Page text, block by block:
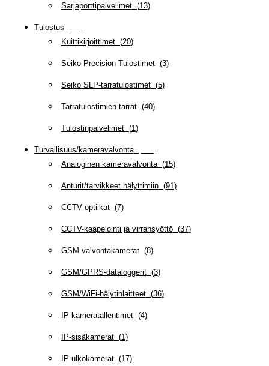
Sarjaporttipalvelimet(13)
Tulostus
Kuittikirjoittimet(20)
Seiko Precision Tulostimet(3)
Seiko SLP-tarratulostimet(5)
Tarratulostimien tarrat(40)
Tulostinpalvelimet(1 )
Turvallisuus/kameravalvonta(
Analoginen kameravalvonta(15)
Anturit/tarvikkeet hälyttimiin(91 )
CCTV optiikat(7)
CCTV-kaapelointi ja virransyöttö(37)
GSM-valvontakamerat(8)
GSM/GPRS-dataloggerit(3)
GSM/WiFi-hälytinlaitteet(36)
IP-kameratallentimet(4)
IP-sisäkamerat(1 )
IP-ulkokamerat(17)